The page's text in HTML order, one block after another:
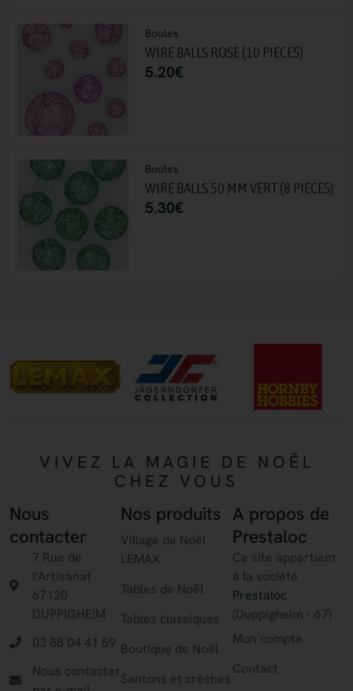
Boules
WIRE BALLS ROSE (10 PIECES)
5.20€
Boules
WIRE BALLS 50 MM VERT (8 PIECES)
5.30€
VIVEZ LA MAGIE DE NOËL
CHEZ VOUS
Nous
contacter
7 Rue de
l'Artisanat
67120
DUPPIGHEIM
03 88 04 41 59
Nous contacter
Nos produits
Village de Noël
LEMAX
Tables de Noël
Tables classiques
Boutique de Noël
Santons et crèches
A propos de
Prestaloc
Ce site appartient
à la société
Prestaloc
(Duppigheim – 67)
Mon compte
Contact